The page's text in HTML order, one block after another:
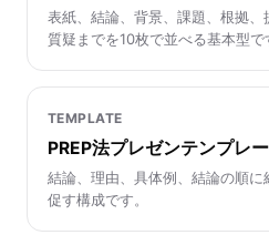
表紙、結論、背景、課題、根拠、
質疑までを10枚で並べる基本型で
TEMPLATE
PREP法プレゼンテンプレ
結論、理由、具体例、結論の順
促す構成です。